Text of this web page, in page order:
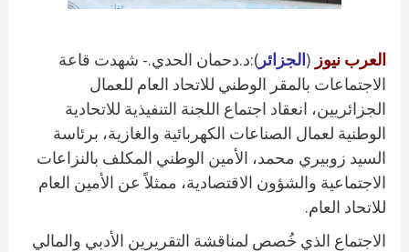
العرب نيوز (الجزائر ):د.دحمان الحدي.- شهدت قاعة
الاجتماعات بالمقر الوطني للاتحاد العام للعمال
الجزائريين، انعقاد اجتماع اللجنة التنفيذية للاتحادية
الوطنية لعمال الصناعات الكهربائية والغازية، برئاسة
السيد زوبيري محمد، الأمين الوطني المكلف بالنزاعات
الاجتماعية والشؤون الاقتصادية، ممثلاً عن الأمين العام
للاتحاد العام.
الاجتماع الذي خُصص لمناقشة التقريرين الأدبي والمالي